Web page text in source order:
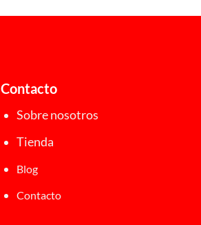
Contacto
Sobre nosotros
Tienda
Blog
Contacto